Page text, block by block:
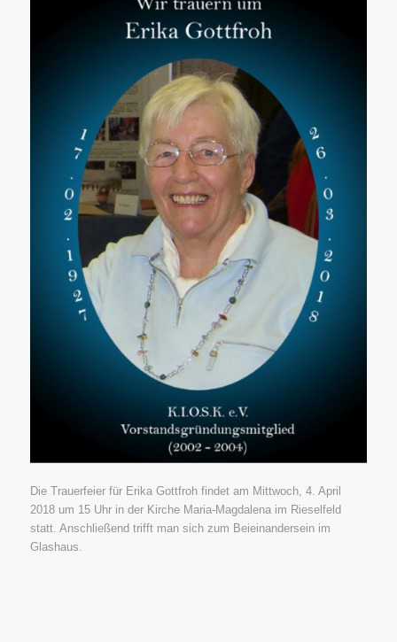
Die Trauerfeier für Erika Gottfroh findet am Mittwoch, 4. April
2018 um 15 Uhr in der Kirche Maria-Magdalena im Rieselfeld
statt. Anschließend trifft man sich zum Beieinandersein im
Glashaus.